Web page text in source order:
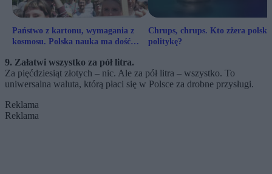
Państwo z kartonu, wymagania z
kosmosu. Polska nauka ma dość
Chrups, chrups. Kto zżera polską
politykę?
9. Załatwi wszystko za pół litra.
Za pięćdziesiąt złotych – nic. Ale za pół litra – wszystko. To
uniwersalna waluta, którą płaci się w Polsce za drobne przysługi.
Reklama
Reklama